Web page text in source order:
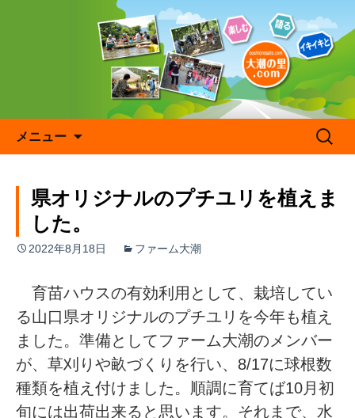
プ
メニュー
検
索:
県オリジナルのプチユリを植えま
した。
2022年8月18日 ファーム大潮
育苗ハウスの有効利用として、栽培してい
る山口県オリジナルのプチユリを今年も植え
ました。準備としてファーム大潮のメンバー
が、草刈りや畝づくりを行い、8/17に球根数
種類を植え付けました。順調に育てば10月初
旬には出荷出来ると思います。それまで、水